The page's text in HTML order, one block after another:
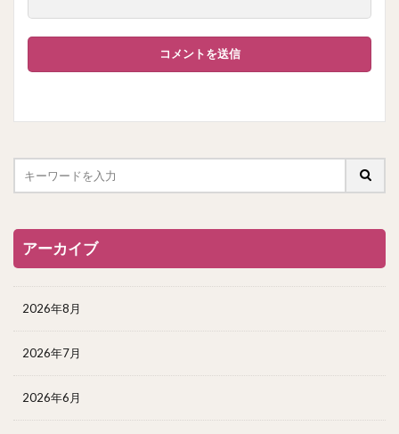
アーカイブ
2026年8月
2026年7月
2026年6月